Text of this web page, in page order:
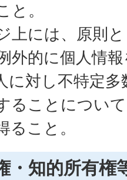
。
上には、原則
外的に個人情
に対し不特定
ることについ
ること。
・知的所有権